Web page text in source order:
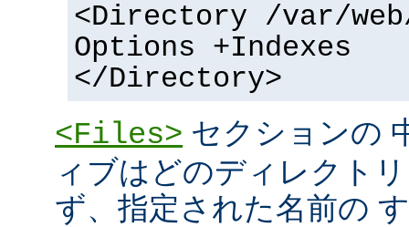
<Directory /var/
Options +Indexes
</Directory>
<Files> セクションの
ィブはどのディレクト
ず、指定された名前の